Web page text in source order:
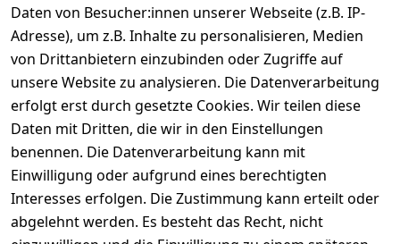
Daten von Besucher:innen unserer Webseite (z.B. IP-
Adresse), um z.B. Inhalte zu personalisieren, Medien
von Drittanbietern einzubinden oder Zugriffe auf
unsere Website zu analysieren. Die Datenverarbeitung
erfolgt erst durch gesetzte Cookies. Wir teilen diese
Daten mit Dritten, die wir in den Einstellungen
benennen. Die Datenverarbeitung kann mit
Einwilligung oder aufgrund eines berechtigten
Interesses erfolgen. Die Zustimmung kann erteilt oder
abgelehnt werden. Es besteht das Recht, nicht
Rechtliches
AGB
Services
Kontakt
Zahlungsm
öglichkeite
n
Versanddie
nstleister